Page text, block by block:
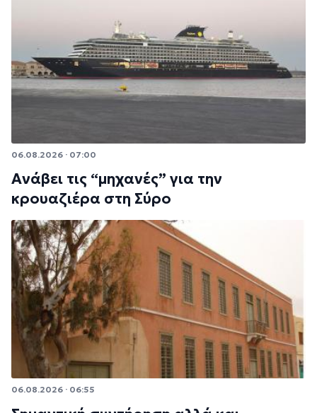
06.08.2026 · 07:00
Ανάβει τις “μηχανές” για την
κρουαζιέρα στη Σύρο
06.08.2026 · 06:55